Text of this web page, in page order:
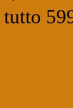
tutto